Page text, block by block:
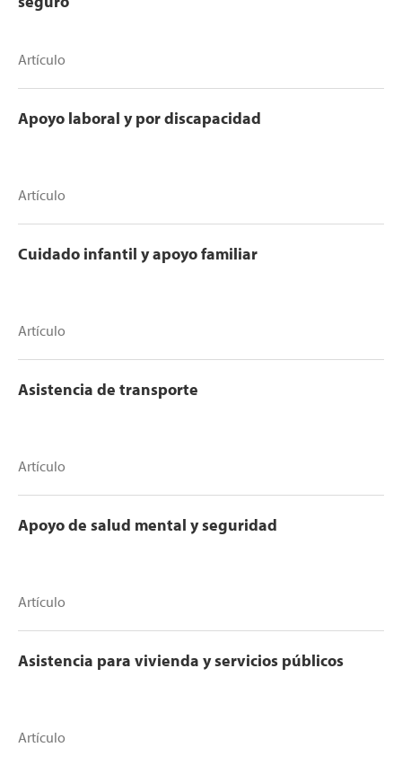
Artículo
Apoyo laboral y por discapacidad
Artículo
Cuidado infantil y apoyo familiar
Artículo
Asistencia de transporte
Artículo
Apoyo de salud mental y seguridad
Artículo
Asistencia para vivienda y servicios públicos
Artículo